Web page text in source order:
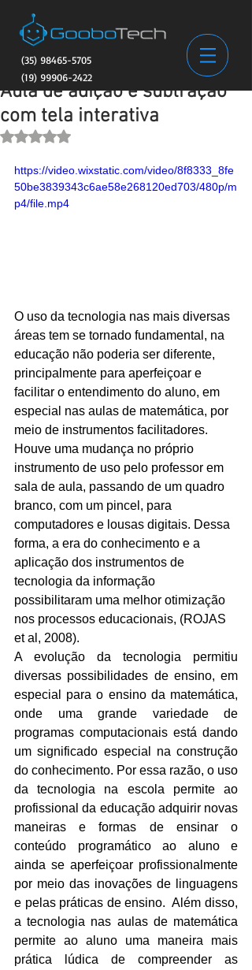
(35) 98465-5705
(19) 99906-2422
Aula de adição e subtração
com tela interativa
Avaliado com NaN de 5 estrelas.
https://video.wixstatic.com/video/8f8333_8fe
50be3839343c6ae58e268120ed703/480p/m
p4/file.mp4
O uso da tecnologia nas mais diversas
áreas tem se tornado fundamental, na
educação não poderia ser diferente,
principalmente para aperfeiçoar e
facilitar o entendimento do aluno, em
especial nas aulas de matemática, por
meio de instrumentos facilitadores.
Houve uma mudança no próprio
instrumento de uso pelo professor em
sala de aula, passando de um quadro
branco, com um pincel, para
computadores e lousas digitais. Dessa
forma, a era do conhecimento e a
aplicação dos instrumentos de
tecnologia da informação
possibilitaram uma melhor otimização
nos processos educacionais, (ROJAS
et al, 2008).
A evolução da tecnologia permitiu
diversas possibilidades de ensino, em
especial para o ensino da matemática,
onde uma grande variedade de
programas computacionais está dando
um significado especial na construção
do conhecimento. Por essa razão, o uso
da tecnologia na escola permite ao
profissional da educação adquirir novas
maneiras e formas de ensinar o
conteúdo programático ao aluno e
ainda se aperfeiçoar profissionalmente
por meio das inovações de linguagens
e pelas práticas de ensino.  Além disso,
a tecnologia nas aulas de matemática
permite ao aluno uma maneira mais
prática lúdica de compreender as